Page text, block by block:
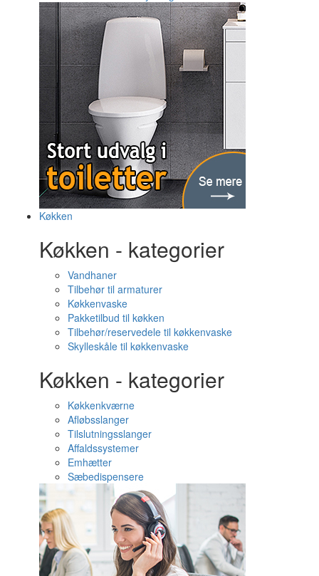
Køkken
Køkken - kategorier
Vandhaner
Tilbehør til armaturer
Køkkenvaske
Pakketilbud til køkken
Tilbehør/reservedele til køkkenvaske
Skylleskåle til køkkenvaske
Køkken - kategorier
Køkkenkværne
Afløbsslanger
Tilslutningsslanger
Affaldssystemer
Emhætter
Sæbedispensere